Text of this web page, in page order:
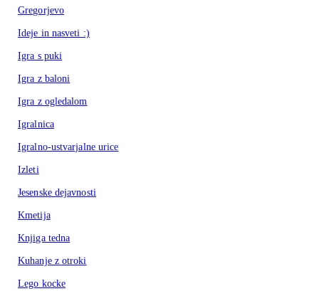
Gregorjevo
Ideje in nasveti :)
Igra s puki
Igra z baloni
Igra z ogledalom
Igralnica
Igralno-ustvarjalne urice
Izleti
Jesenske dejavnosti
Kmetija
Knjiga tedna
Kuhanje z otroki
Lego kocke